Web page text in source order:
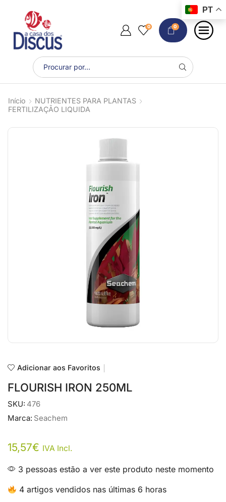
0 0
Início
NUTRIENTES PARA PLANTAS
FERTILIZAÇÃO LIQUIDA
Adicionar aos Favoritos
FLOURISH IRON 250ML
SKU: 476
Marca: Seachem
15,57€ IVA Incl.
3 pessoas estão a ver este produto neste momento
4 artigos vendidos nas últimas 6 horas
PT